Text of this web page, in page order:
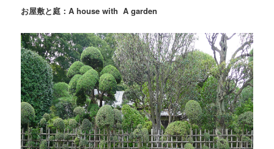
お屋敷と庭：A house with A garden